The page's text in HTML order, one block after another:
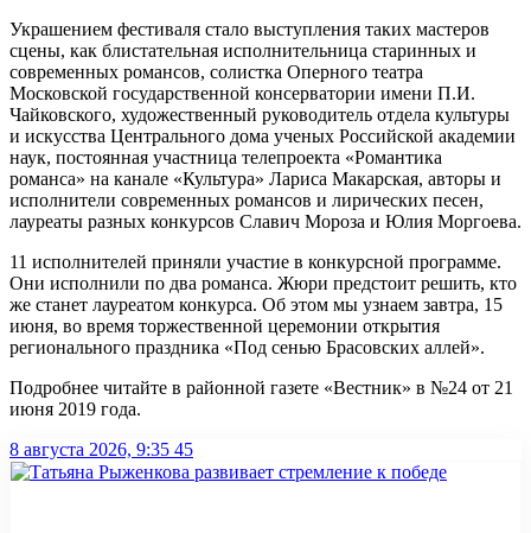
Украшением фестиваля стало выступления таких мастеров
сцены, как блистательная исполнительница старинных и
современных романсов, солистка Оперного театра
Московской государственной консерватории имени П.И.
Чайковского, художественный руководитель отдела культуры
и искусства Центрального дома ученых Российской академии
наук, постоянная участница телепроекта «Романтика
романса» на канале «Культура» Лариса Макарская, авторы и
исполнители современных романсов и лирических песен,
лауреаты разных конкурсов Славич Мороза и Юлия Моргоева.
11 исполнителей приняли участие в конкурсной программе.
Они исполнили по два романса. Жюри предстоит решить, кто
же станет лауреатом конкурса. Об этом мы узнаем завтра, 15
июня, во время торжественной церемонии открытия
регионального праздника «Под сенью Брасовских аллей».
Подробнее читайте в районной газете «Вестник» в №24 от 21
июня 2019 года.
8 августа 2026, 9:35 45